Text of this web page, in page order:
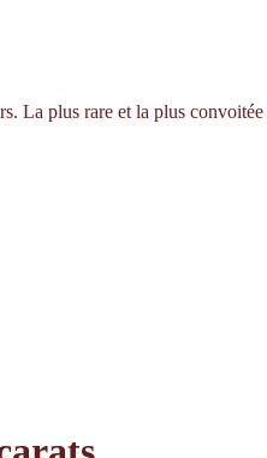
La plus rare et la plus